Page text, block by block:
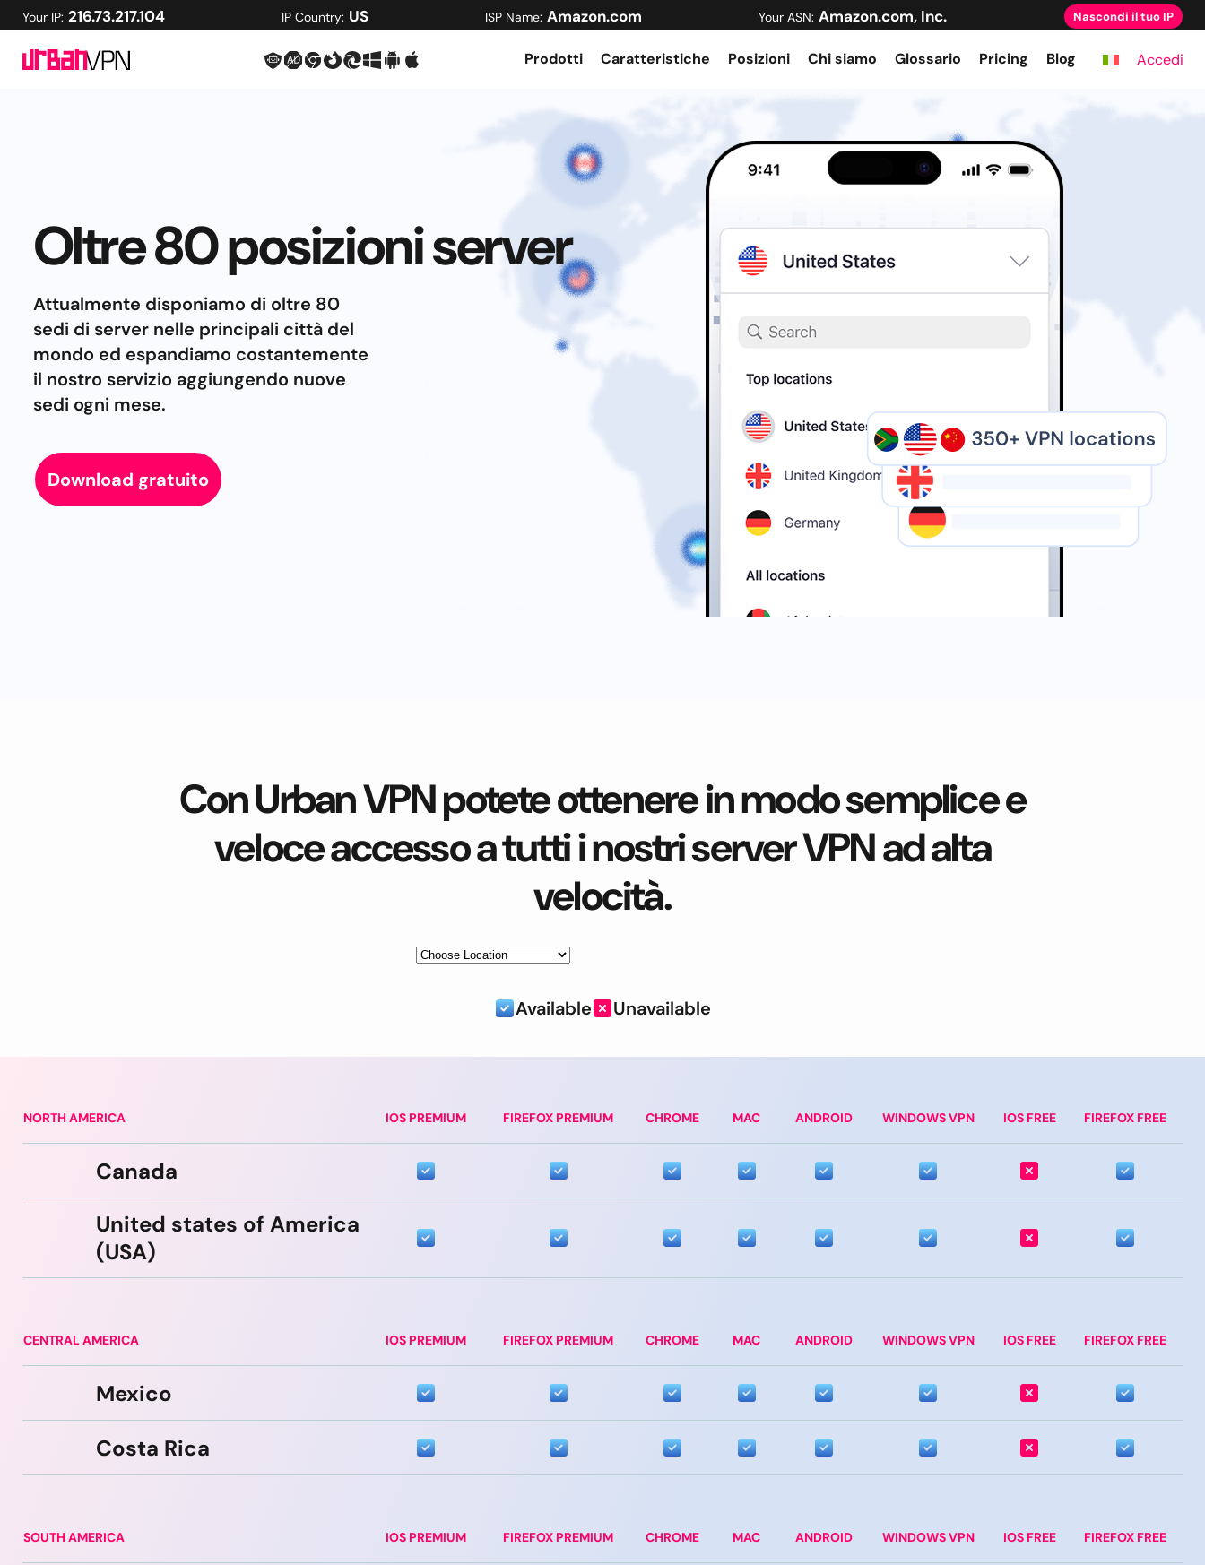
Your IP: 216.73.217.104 IP Country: US ISP Name: Amazon.com Your ASN: Amazon.com, Inc. Nascondi il tuo IP
Prodotti Caratteristiche Posizioni Chi siamo Glossario Pricing Blog Accedi
Oltre 80 posizioni server
Attualmente disponiamo di oltre 80
sedi di server nelle principali città del
mondo ed espandiamo costantemente
il nostro servizio aggiungendo nuove
sedi ogni mese.
Download gratuito
Con Urban VPN potete ottenere in modo semplice e
veloce accesso a tutti i nostri server VPN ad alta
velocità.
Available Unavailable
NORTH AMERICA IOS PREMIUM FIREFOX PREMIUM CHROME MAC ANDROID WINDOWS VPN IOS FREE FIREFOX FREE
Canada
United states of America
(USA)
CENTRAL AMERICA IOS PREMIUM FIREFOX PREMIUM CHROME MAC ANDROID WINDOWS VPN IOS FREE FIREFOX FREE
Mexico
Costa Rica
SOUTH AMERICA IOS PREMIUM FIREFOX PREMIUM CHROME MAC ANDROID WINDOWS VPN IOS FREE FIREFOX FREE